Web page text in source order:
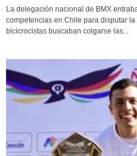
La delegación nacional de BMX
competencias en Chile para disputar
bicicrocistas buscaban colgarse las...